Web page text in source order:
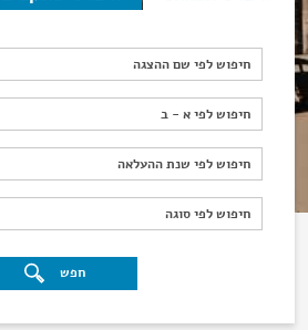
חיפוש לפי שם ההצגה
חיפוש לפי א - ב
חיפוש לפי א - ב
חיפוש לפי שנת ההעלאה
חיפוש לפי שנת ההעלאה
חיפוש לפי סוגה
חיפוש לפי סוגה
חפש